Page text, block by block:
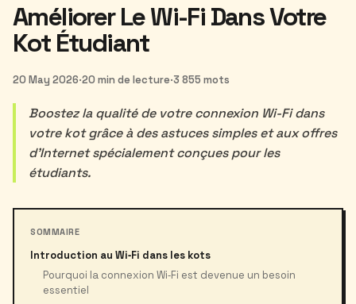
Améliorer Le Wi-Fi Dans Votre
Kot Étudiant
20 May 2026·20 min de lecture·3 855 mots
Boostez la qualité de votre connexion Wi-Fi dans
votre kot grâce à des astuces simples et aux offres
d'Internet spécialement conçues pour les
étudiants.
SOMMAIRE
Introduction au Wi‑Fi dans les kots
Pourquoi la connexion Wi‑Fi est devenue un besoin
essentiel